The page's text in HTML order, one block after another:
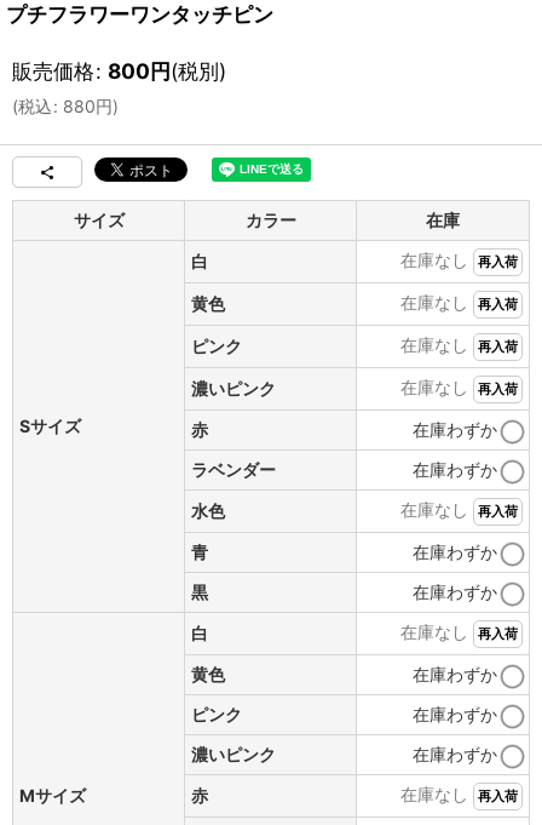
プチフラワーワンタッチピン
販売価格: 800円(税別)
(税込: 880円)
サイズ カラー 在庫
Sサイズ
白 在庫なし 再入荷
黄色 在庫なし 再入荷
ピンク 在庫なし 再入荷
濃いピンク 在庫なし 再入荷
赤
在庫わずか
ラベンダー
在庫わずか
水色
在庫なし 再入荷
青
在庫わずか
黒
在庫わずか
Mサイズ
白 在庫なし 再入荷
黄色
在庫わずか
ピンク
在庫わずか
濃いピンク
在庫わずか
赤
在庫なし 再入荷